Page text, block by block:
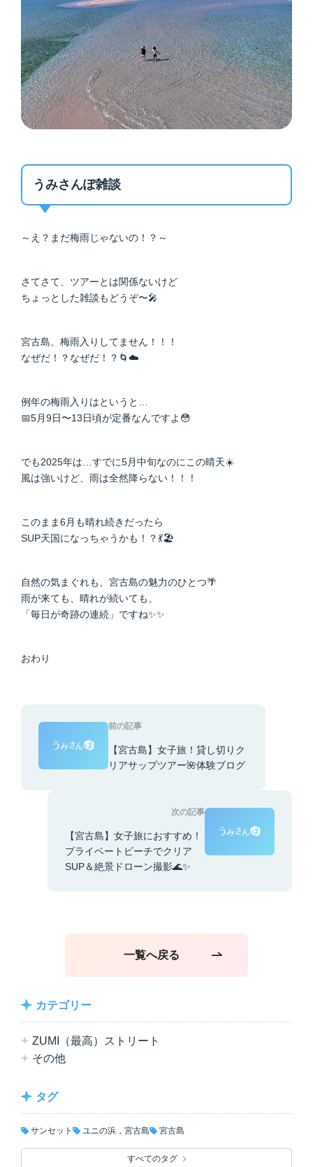
うみさんぽ雑談
～え？まだ梅雨じゃないの！？～
さてさて、ツアーとは関係ないけど
ちょっとした雑談もどうぞ〜🎤
宮古島、梅雨入りしてません！！！
なぜだ！？なぜだ！？🌀☁️
例年の梅雨入りはというと…
📅5月9日〜13日頃が定番なんですよ😳
でも2025年は…すでに5月中旬なのにこの晴天☀️
風は強いけど、雨は全然降らない！！！
このまま6月も晴れ続きだったら
SUP天国になっちゃうかも！？💃🏖️
自然の気まぐれも、宮古島の魅力のひとつ🌴
雨が来ても、晴れが続いても、
「毎日が奇跡の連続」ですね✨✨
おわり
前の記事
【宮古島】女子旅！貸し切りク
リアサップツアー🌺体験ブログ
次の記事
【宮古島】女子旅におすすめ！
プライベートビーチでクリア
SUP＆絶景ドローン撮影🌊✨
一覧へ戻る
カテゴリー
ZUMI（最高）ストリート
その他
タグ
サンセット ユニの浜，宮古島 宮古島
すべてのタグ